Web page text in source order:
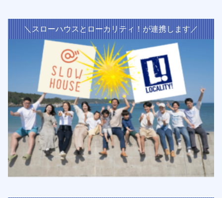
＼スローハウスとローカリティ！が連携します／